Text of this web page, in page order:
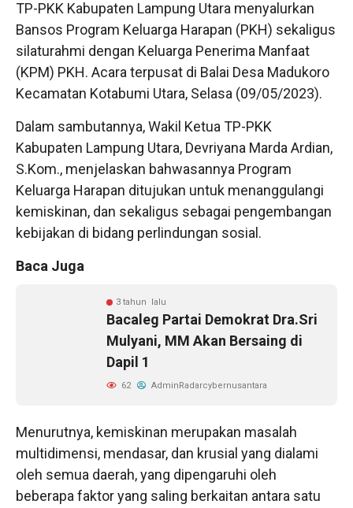
TP-PKK Kabupaten Lampung Utara menyalurkan
Bansos Program Keluarga Harapan (PKH) sekaligus
silaturahmi dengan Keluarga Penerima Manfaat
(KPM) PKH. Acara terpusat di Balai Desa Madukoro
Kecamatan Kotabumi Utara, Selasa (09/05/2023).
Dalam sambutannya, Wakil Ketua TP-PKK
Kabupaten Lampung Utara, Devriyana Marda Ardian,
S.Kom., menjelaskan bahwasannya Program
Keluarga Harapan ditujukan untuk menanggulangi
kemiskinan, dan sekaligus sebagai pengembangan
kebijakan di bidang perlindungan sosial.
Baca Juga
3 tahun lalu
Bacaleg Partai Demokrat Dra.Sri
Mulyani, MM Akan Bersaing di
Dapil 1
62 AdminRadarcybernusantara
Menurutnya, kemiskinan merupakan masalah
multidimensi, mendasar, dan krusial yang dialami
oleh semua daerah, yang dipengaruhi oleh
beberapa faktor yang saling berkaitan antara satu